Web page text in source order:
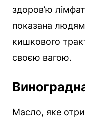
здоров’ю
показана
кишкового
своєю вагою.
Масло, яке